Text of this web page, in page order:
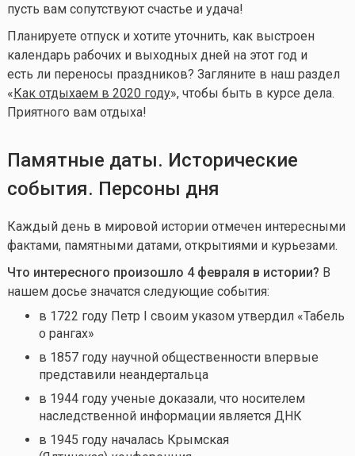
пусть вам сопутствуют счастье и удача!
Планируете отпуск и хотите уточнить, как выстроен
календарь рабочих и выходных дней на этот год и
есть ли переносы праздников? Загляните в наш раздел
«Как отдыхаем в 2020 году», чтобы быть в курсе дела.
Приятного вам отдыха!
Памятные даты. Исторические
события. Персоны дня
Каждый день в мировой истории отмечен интересными
фактами, памятными датами, открытиями и курьезами.
Что интересного произошло 4 февраля в истории? В
нашем досье значатся следующие события:
в 1722 году Петр I своим указом утвердил «Табель
о рангах»
в 1857 году научной общественности впервые
представили неандертальца
в 1944 году ученые доказали, что носителем
наследственной информации является ДНК
в 1945 году началась Крымская